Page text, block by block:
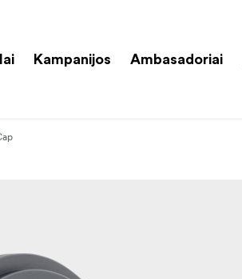
Kampanijos Ambasadoriai